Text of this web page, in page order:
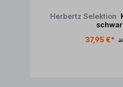
Herbertz Selektion
37,95 €*